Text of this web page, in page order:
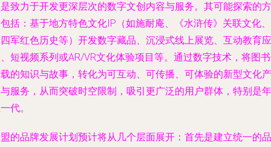
致力于开发更深层次的数字文创内容与服务。其可能探索的方
括：基于地方特色文化IP（如施耐庵、《水浒传》关联文化、
军红色历史等）开发数字藏品、沉浸式线上展览、互动教育应
短视频系列或AR/VR文化体验项目等。通过数字技术，将图
的知识与故事，转化为可互动、可传播、可体验的新型文化产
服务，从而突破时空限制，吸引更广泛的用户群体，特别是年
代。
的品牌发展计划预计将从几个层面展开：首先是建立统一的品